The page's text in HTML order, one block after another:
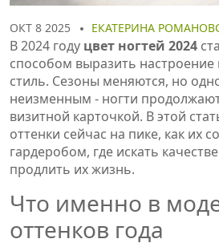
ОКТ 8 2025 ЕКАТЕРИНА
В 2024 году цвет ногтей 2024
способом выразить настроение
стиль. Сезоны меняются, но
неизменным - ногти
визитной карточкой. В этой
оттенки сейчас на пике, как их
гардеробом, где искать
продлить их жизнь.
Что именно в
оттенков года